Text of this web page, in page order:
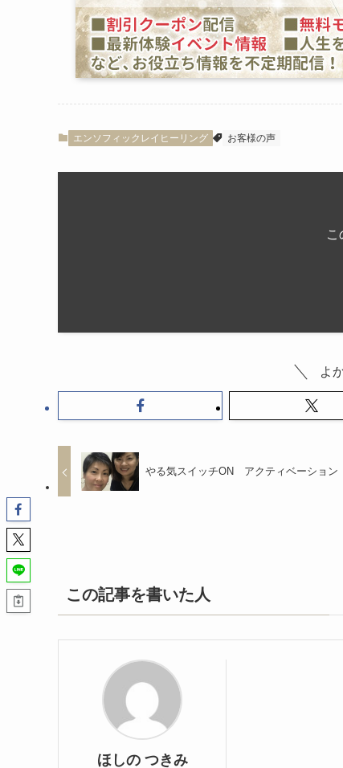
エンソフィックレイヒーリング お客様の声
こ
よ
やる気スイッチON アクティベーション
この記事を書いた人
ほしの つきみ